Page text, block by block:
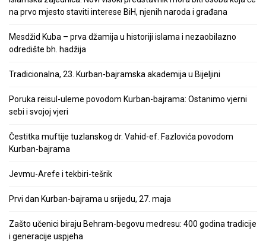
na prvo mjesto staviti interese BiH, njenih naroda i građana
Mesdžid Kuba – prva džamija u historiji islama i nezaobilazno
odredište bh. hadžija
Tradicionalna, 23. Kurban-bajramska akademija u Bijeljini
Poruka reisul-uleme povodom Kurban-bajrama: Ostanimo vjerni
sebi i svojoj vjeri
Čestitka muftije tuzlanskog dr. Vahid-ef. Fazlovića povodom
Kurban-bajrama
Jevmu-Arefe i tekbiri-tešrik
Prvi dan Kurban-bajrama u srijedu, 27. maja
Zašto učenici biraju Behram-begovu medresu: 400 godina tradicije
i generacije uspjeha